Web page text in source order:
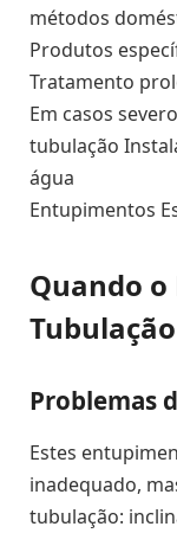
métodos
Produtos
Tratamento
Em casos
tubulação
água
Entupimentos
Quando o
Tubulação
Problemas
Estes
inadequado,
tubulação: